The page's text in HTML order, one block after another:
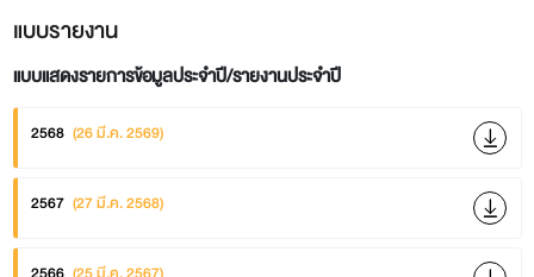
แบบรายงาน
แบบแสดงรายการข้อมูลประจำปี/รายงานประจำปี
2568 (26 มี.ค. 2569)
2567 (27 มี.ค. 2568)